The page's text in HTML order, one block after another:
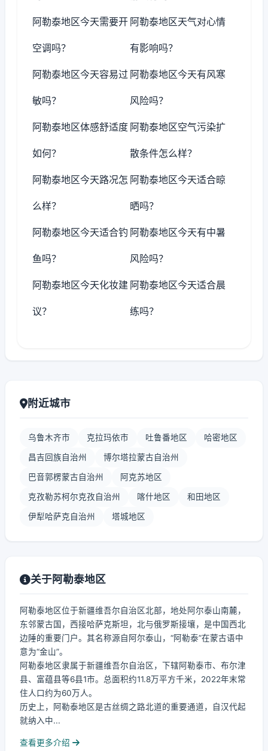
阿勒泰地区今天需要开
空调吗？
阿勒泰地区天气对心情
有影响吗？
阿勒泰地区今天容易过
敏吗？
阿勒泰地区今天有风寒
风险吗？
阿勒泰地区体感舒适度
如何？
阿勒泰地区空气污染扩
散条件怎么样？
阿勒泰地区今天路况怎
么样？
阿勒泰地区今天适合晾
晒吗？
阿勒泰地区今天适合钓
鱼吗？
阿勒泰地区今天有中暑
风险吗？
阿勒泰地区今天化妆建
议？
阿勒泰地区今天适合晨
练吗？
附近城市
乌鲁木齐市 克拉玛依市 吐鲁番地区 哈密地区
昌吉回族自治州 博尔塔拉蒙古自治州
巴音郭楞蒙古自治州 阿克苏地区
克孜勒苏柯尔克孜自治州 喀什地区 和田地区
伊犁哈萨克自治州 塔城地区
关于阿勒泰地区
阿勒泰地区位于新疆维吾尔自治区北部，地处阿尔泰山南麓，
东邻蒙古国，西接哈萨克斯坦，北与俄罗斯接壤，是中国西北
边陲的重要门户。其名称源自阿尔泰山，“阿勒泰”在蒙古语中
意为“金山”。
阿勒泰地区隶属于新疆维吾尔自治区，下辖阿勒泰市、布尔津
县、富蕴县等6县1市。总面积约11.8万平方千米，2022年末常
住人口约为60万人。
历史上，阿勒泰地区是古丝绸之路北道的重要通道，自汉代起
就纳入中...
查看更多介绍